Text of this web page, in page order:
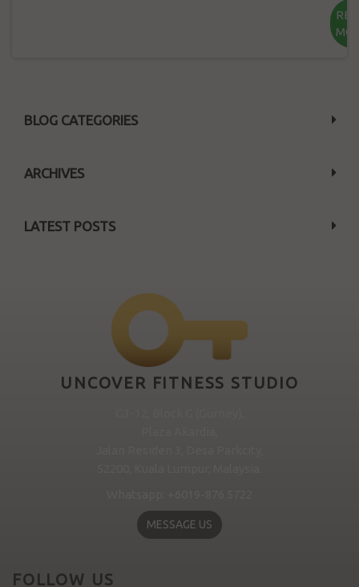
BLOG CATEGORIES
ARCHIVES
LATEST POSTS
UNCOVER FITNESS STUDIO
MESSAGE US
FOLLOW US